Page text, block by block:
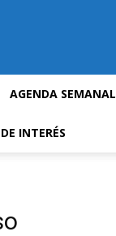
AGENDA SEMANAL
INTERÉS